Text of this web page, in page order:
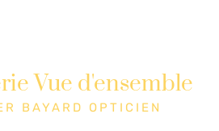
Vue d'ensemble
BAYARD OPTICIEN